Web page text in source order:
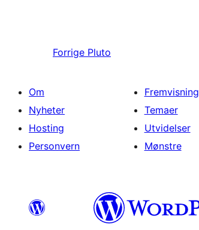
Forrige Pluto
Om
Nyheter
Hosting
Personvern
Fremvisning
Temaer
Utvidelser
Mønstre